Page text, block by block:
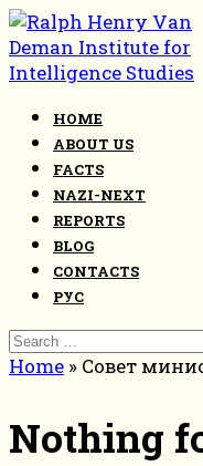
Skip
to
content
HOME
ABOUT US
FACTS
NAZI-NEXT
REPORTS
BLOG
CONTACTS
РУС
Search
for:
Home » Совет
Nothing